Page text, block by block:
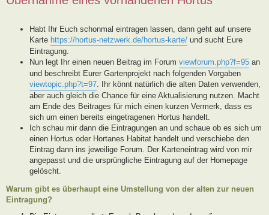
Habt Ihr Euch schonmal eintragen lassen, dann geht auf unsere
Karte https://hortus-netzwerk.de/hortus-karte/ und sucht Eure
Eintragung.
Nun legt Ihr einen neuen Beitrag im Forum viewforum.php?f=95 an
und beschreibt Eurer Gartenprojekt nach folgenden Vorgaben
viewtopic.php?t=97. Ihr könnt natürlich die alten Daten verwenden,
aber auch gleich die Chance für eine Aktualisierung nutzen. Macht
am Ende des Beitrages für mich einen kurzen Vermerk, dass es
sich um einen bereits eingetragenen Hortus handelt.
Ich schau mir dann die Eintragungen an und schaue ob es sich um
einen Hortus oder Hortanes Habitat handelt und verschiebe den
Eintrag dann ins jeweilige Forum. Der Karteneintrag wird von mir
angepasst und die ursprüngliche Eintragung auf der Homepage
gelöscht.
Warum gibt es überhaupt eine Umstellung von der alten zur neuen
Eintragung?